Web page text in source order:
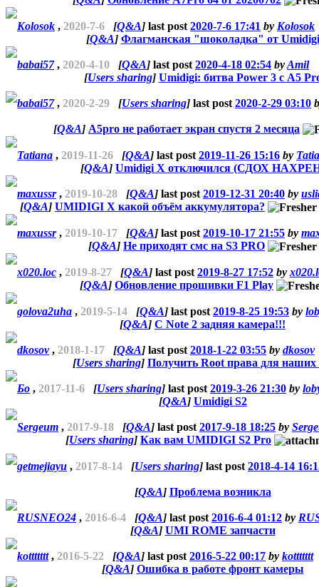
Kolosok , 2020-7-6 [Q&A] last post 2020-7-6 17:41 by Kolosok
[Q&A] Флагманская "шоколадка" от Umidigi
babai57, 2020-4-10 [Q&A] last post 2020-4-18 02:54 byAmil
[Users sharing] Umidigi: битва Power 3 с A5
babai57, 2020-2-29 [Users sharing] last post 2020-2-29 03:10
[Q&A] А5pro не работает экран спустя 2 месяца
Tatiana , 2019-11-26 [Q&A] last post 2019-11-26 15:16 by
[Q&A] Umidigi X отключился (СДОХ
maxussr, 2019-10-28 [Q&A] last post 2019-12-31 20:40 by
[Q&A] UMIDIGI X какой объём аккумулятора?
maxussr, 2019-10-17 [Q&A] last post 2019-10-17 21:55 by
[Q&A] Не приходят смс на S3 PRO
x020.loc , 2019-8-27 [Q&A] last post 2019-8-27 17:52 by
[Q&A] Обновление прошивки F1 Play
golova2uha , 2019-5-14 [Q&A] last post 2019-8-25 19:53 by
[Q&A] C Note 2 задняя камера!!!
dkosov, 2018-1-17 [Q&A] last post 2018-1-22 03:55 by dkosov
[Users sharing] Получить Root права для наших
Бо , 2017-11-6 [Users sharing] last post 2019-3-26 21:30 by
[Q&A] Umidigi S2
Sergeum , 2017-9-18 [Q&A] last post 2017-9-18 18:25 by
[Users sharing] Как вам UMIDIGI S2 Pro
getmejiayu , 2017-8-14 [Users sharing] last post 2018-4-14
[Q&A] Проблема возникла
RUSNEO24 , 2016-6-4 [Q&A] last post 2016-6-4 01:12 by
[Q&A] UMI ROME запчасти
kottttttt, 2016-5-22 [Q&A] last post 2016-5-22 00:17 by kottttttt
[Q&A] Ошибка в работе фронт камеры